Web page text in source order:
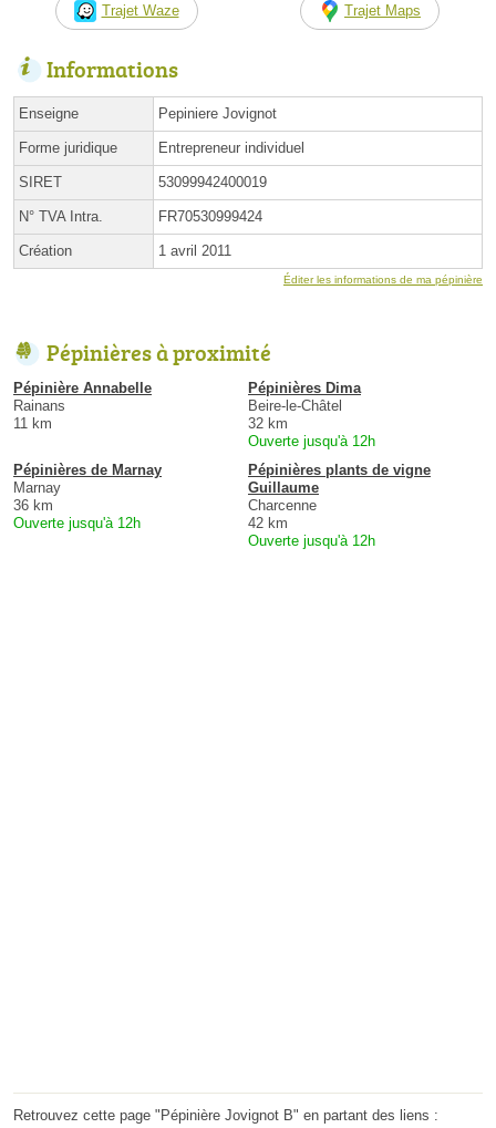
Trajet Waze Trajet Maps
Informations
Enseigne Pepiniere Jovignot
Forme juridique Entrepreneur individuel
SIRET 53099942400019
N° TVA Intra. FR70530999424
Création 1 avril 2011
Éditer les informations de ma pépinière
Pépinières à proximité
Pépinière Annabelle
Rainans
11 km
Pépinières Dima
Beire-le-Châtel
32 km
Ouverte jusqu'à 12h
Pépinières de Marnay
Marnay
36 km
Ouverte jusqu'à 12h
Pépinières plants de vigne
Guillaume
Charcenne
42 km
Ouverte jusqu'à 12h
Retrouvez cette page "Pépinière Jovignot B" en partant des liens :